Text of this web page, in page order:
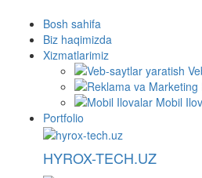
Bosh sahifa
Biz haqimizda
Xizmatlarimiz
Mobil
Portfolio
HYROX-TECH.UZ